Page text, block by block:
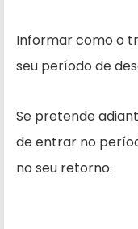
Informar como o
seu período de
Se pretende
de entrar no
no seu retorno.